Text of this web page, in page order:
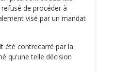
de procéder à
visé par un mandat
été contrecarré par la
qu'une telle décision